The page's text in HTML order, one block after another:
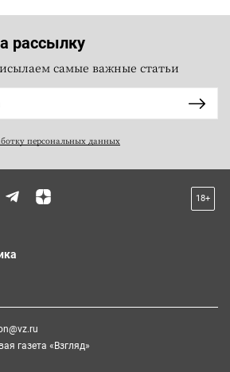
рассылку
самые важные статьи
персональных данных
18+
газета «Взгляд»